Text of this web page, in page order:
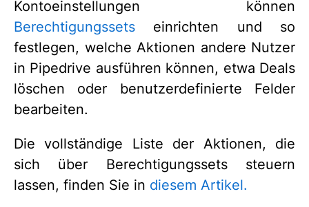
Kontoeinstellungen können
Berechtigungssets einrichten und so
festlegen, welche Aktionen andere Nutzer
in Pipedrive ausführen können, etwa Deals
löschen oder benutzerdefinierte Felder
bearbeiten.
Die vollständige Liste der Aktionen, die
sich über Berechtigungssets steuern
lassen, finden Sie in diesem Artikel.